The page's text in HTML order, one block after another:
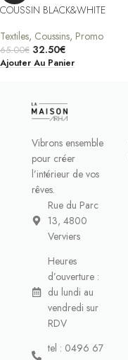
COUSSIN BLACK&WHITE
Textiles, Coussins, Promo
65.00€ 32.50€
Ajouter Au Panier
Vibrons ensemble
pour créer
l’intérieur de vos
rêves.
Rue du Parc
13, 4800
Verviers
Heures
d’ouverture :
du lundi au
vendredi sur
RDV
tel : 0496 67